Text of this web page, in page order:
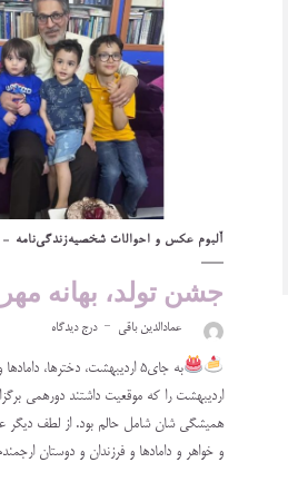
آلبوم عکس و احوالات شخصيهزندگی‌نامه
جشن تولد، بهانه
عمادالدین باقی درج دیدگاه
اردیبهشت را که موقعیت داشتند دورهمی
همیشگی شان شامل حالم بود. از لطف دیگر
و خواهر و دامادها و فرزندان و دوستان